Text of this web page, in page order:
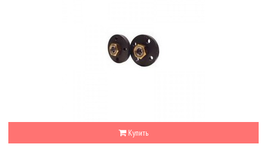
Купить